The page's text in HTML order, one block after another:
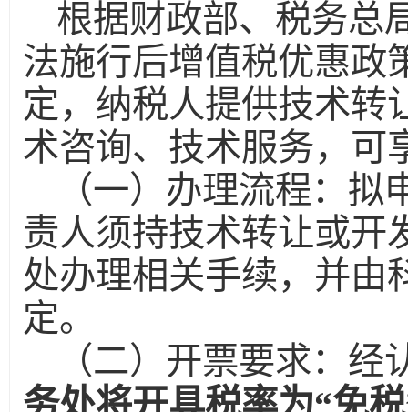
根据财政部、税务总
法施行后增值税优惠政
定，纳税人提供技术转
术咨询、技术服务，可
（一）办理流程：
责人须持技术转让或开
处办理相关手续，并由
定。
（二）开票要求：